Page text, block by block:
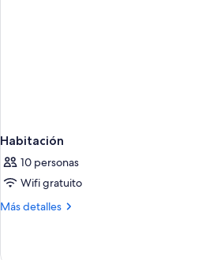
Habitación
10 personas
Wifi gratuito
Más detalles
Más